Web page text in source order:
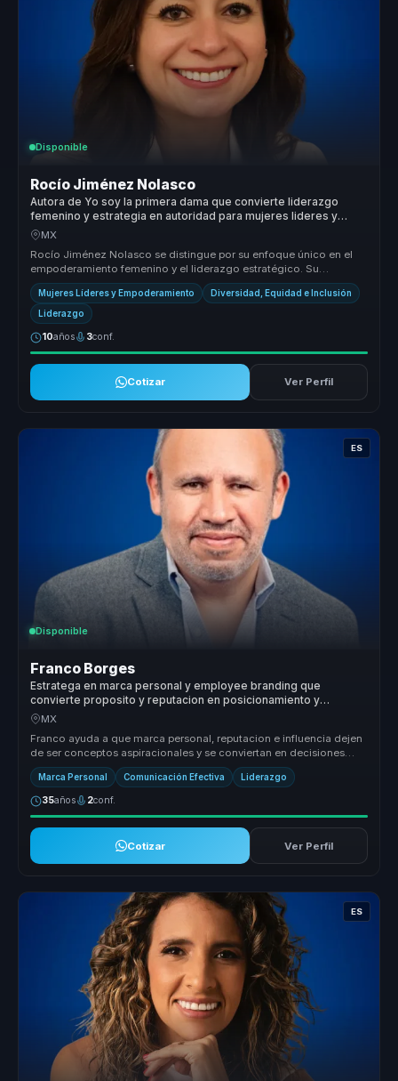
Disponible
Rocío Jiménez Nolasco
Autora de Yo soy la primera dama que convierte liderazgo
femenino y estrategia en autoridad para mujeres lideres y
organizaciones.
MX
Rocío Jiménez Nolasco se distingue por su enfoque único en el
empoderamiento femenino y el liderazgo estratégico. Su
capacidad para trans...
Mujeres Líderes y Empoderamiento Diversidad, Equidad e Inclusión
Liderazgo
10años 3conf.
Cotizar Ver Perfil
ES
Disponible
Franco Borges
Estratega en marca personal y employee branding que
convierte proposito y reputacion en posicionamiento y
autoridad para lideres y organizaciones.
MX
Franco ayuda a que marca personal, reputacion e influencia dejen
de ser conceptos aspiracionales y se conviertan en decisiones
concretas ...
Marca Personal Comunicación Efectiva Liderazgo
35años 2conf.
Cotizar Ver Perfil
ES